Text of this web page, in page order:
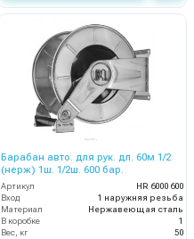
Барабан авто. для рук. дл. 60м 1/2
(нерж) 1ш. 1/2ш. 600 бар.
Артикул
HR 6000 600
Вход
1 наружняя резьба
Материал
Нержавеющая сталь
В коробке
1
Вес, кг
50